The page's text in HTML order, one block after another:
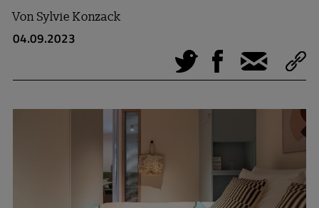
VonSylvie Konzack
04.09.2023
Tweet Facebook
E-Mail